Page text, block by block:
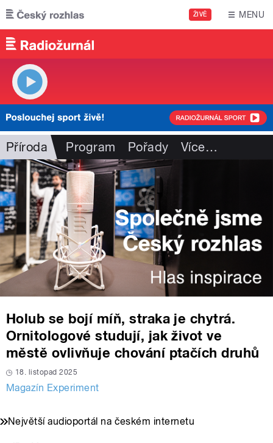
Přejít k hlavnímu obsahu
ŽIVĚ MENU
Příroda Program Pořady Více…
Holub se bojí míň, straka je chytrá.
Ornitologové studují, jak život ve
městě ovlivňuje chování ptačích druhů
18. listopad 2025
Magazín Experiment
Největší audioportál na českém internetu